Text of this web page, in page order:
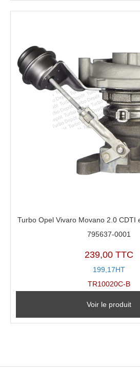
Turbo Opel Vivaro Movano 2.0 CDTI
795637-0001
239,00 TTC
199,17HT
TR10020C-B
Voir le produit